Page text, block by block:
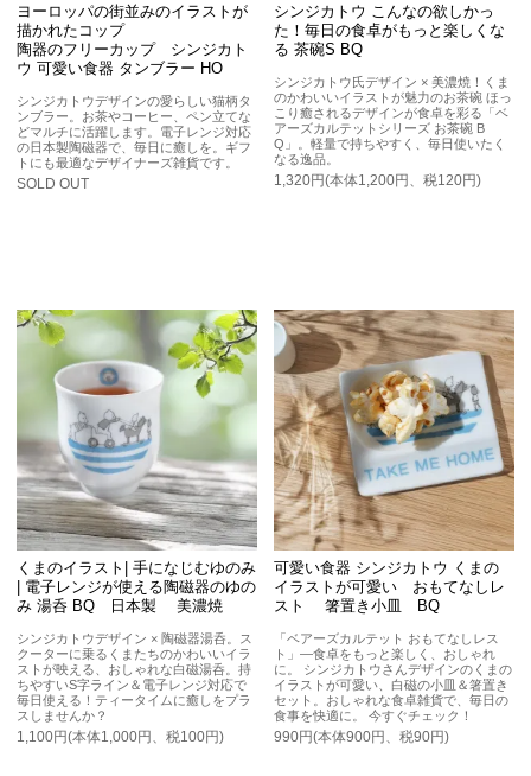
ヨーロッパの街並みのイラストが
描かれたコップ
陶器のフリーカップ シンジカト
ウ 可愛い食器 タンブラー HO
シンジカトウデザインの愛らしい猫柄タ
ンブラー。お茶やコーヒー、ペン立てな
どマルチに活躍します。電子レンジ対応
の日本製陶磁器で、毎日に癒しを。ギフ
トにも最適なデザイナーズ雑貨です。
SOLD OUT
シンジカトウ こんなの欲しかっ
た！毎日の食卓がもっと楽しくな
る 茶碗S BQ
シンジカトウ氏デザイン × 美濃焼！くま
のかわいいイラストが魅力のお茶碗 ほっ
こり癒されるデザインが食卓を彩る「ベ
アーズカルテットシリーズ お茶碗 B
Q」。軽量で持ちやすく、毎日使いたく
なる逸品。
1,320円(本体1,200円、税120円)
くまのイラスト| 手になじむゆのみ
| 電子レンジが使える陶磁器のゆの
み 湯呑 BQ 日本製 美濃焼
シンジカトウデザイン × 陶磁器湯呑。ス
クーターに乗るくまたちのかわいいイラ
ストが映える、おしゃれな白磁湯呑。持
ちやすいS字ライン＆電子レンジ対応で
毎日使える！ティータイムに癒しをプラ
スしませんか？
1,100円(本体1,000円、税100円)
可愛い食器 シンジカトウ くまの
イラストが可愛い おもてなしレ
スト 箸置き小皿 BQ
「ベアーズカルテット おもてなしレス
ト」—食卓をもっと楽しく、おしゃれ
に。 シンジカトウさんデザインのくまの
イラストが可愛い、白磁の小皿＆箸置き
セット。おしゃれな食卓雑貨で、毎日の
食事を快適に。 今すぐチェック！
990円(本体900円、税90円)